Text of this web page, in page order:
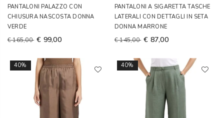
PANTALONI PALAZZO CON
CHIUSURA NASCOSTA DONNA
VERDE
€ 165,00 € 99,00
PANTALONI A SIGARETTA TASCHE
LATERALI CON DETTAGLI IN SETA
DONNA MARRONE
€ 145,00 € 87,00
40% 40%